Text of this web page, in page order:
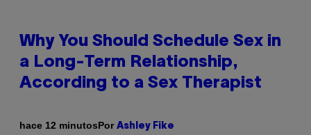
Why You Should Schedule Sex in
a Long-Term Relationship,
According to a Sex Therapist
hace 12 minutosPor Ashley Fike